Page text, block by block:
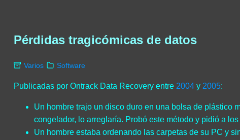
Pérdidas tragicómicas de datos
Varios Software
Publicadas por Ontrack Data Recovery entre 2004 y 2005:
Un hombre trajo un disco duro en una bolsa de plástico
congelador, lo arreglaría. Probó este método y pidió a
Un hombre estaba ordenando las carpetas de su PC y